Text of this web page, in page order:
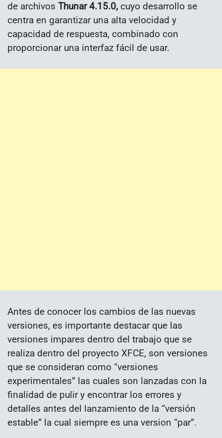
de archivos Thunar 4.15.0, cuyo desarrollo se
centra en garantizar una alta velocidad y
capacidad de respuesta, combinado con
proporcionar una interfaz fácil de usar.
Antes de conocer los cambios de las nuevas
versiones, es importante destacar que las
versiones impares dentro del trabajo que se
realiza dentro del proyecto XFCE, son versiones
que se consideran como “versiones
experimentales” las cuales son lanzadas con la
finalidad de pulir y encontrar los errores y
detalles antes del lanzamiento de la “versión
estable” la cual siempre es una version “par”.